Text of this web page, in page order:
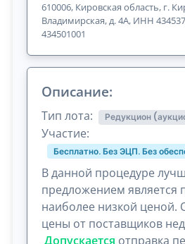
610006, Кировская область, г.
Владимирская, д. 4А, ИНН
434501001
Описание:
Тип лота: Редукцион
Участие:
Бесплатно. Без ЭЦП. Без
В данной процедуре
предложением является
наиболее низкой ценой.
цены от поставщиков
Допускается отправка